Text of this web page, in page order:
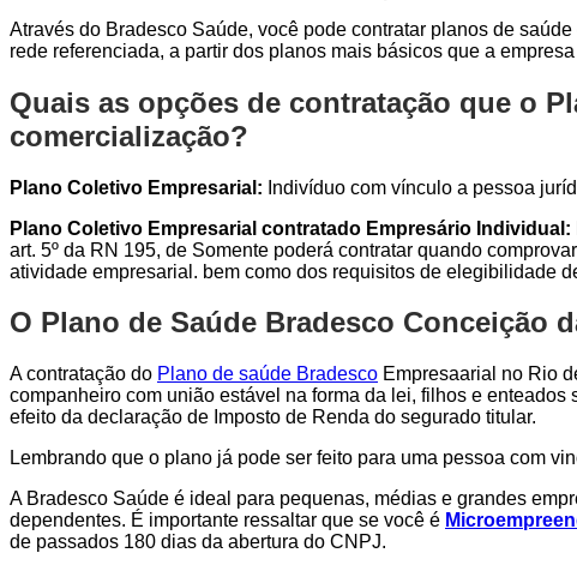
Através do Bradesco Saúde, você pode contratar planos de
rede referenciada, a partir dos planos mais básicos que a
Quais as opções de contratação que o
comercialização?
Plano Coletivo Empresarial: Indivíduo com vínculo a pessoa
Plano Coletivo Empresarial contratado Empresário Individual:
art. 5º da RN 195, de Somente poderá contratar quando
atividade empresarial. bem como dos requisitos de elegibilidade
O Plano de Saúde Bradesco Conceição
A contratação do Plano de saúde Bradesco Empresaarial no Rio
companheiro com união estável na forma da lei, filhos e
efeito da declaração de Imposto de Renda do segurado titular.
Lembrando que o plano já pode ser feito para uma pessoa com
A Bradesco Saúde é ideal para pequenas, médias e grandes
dependentes. É importante ressaltar que se você é
de passados 180 dias da abertura do CNPJ.